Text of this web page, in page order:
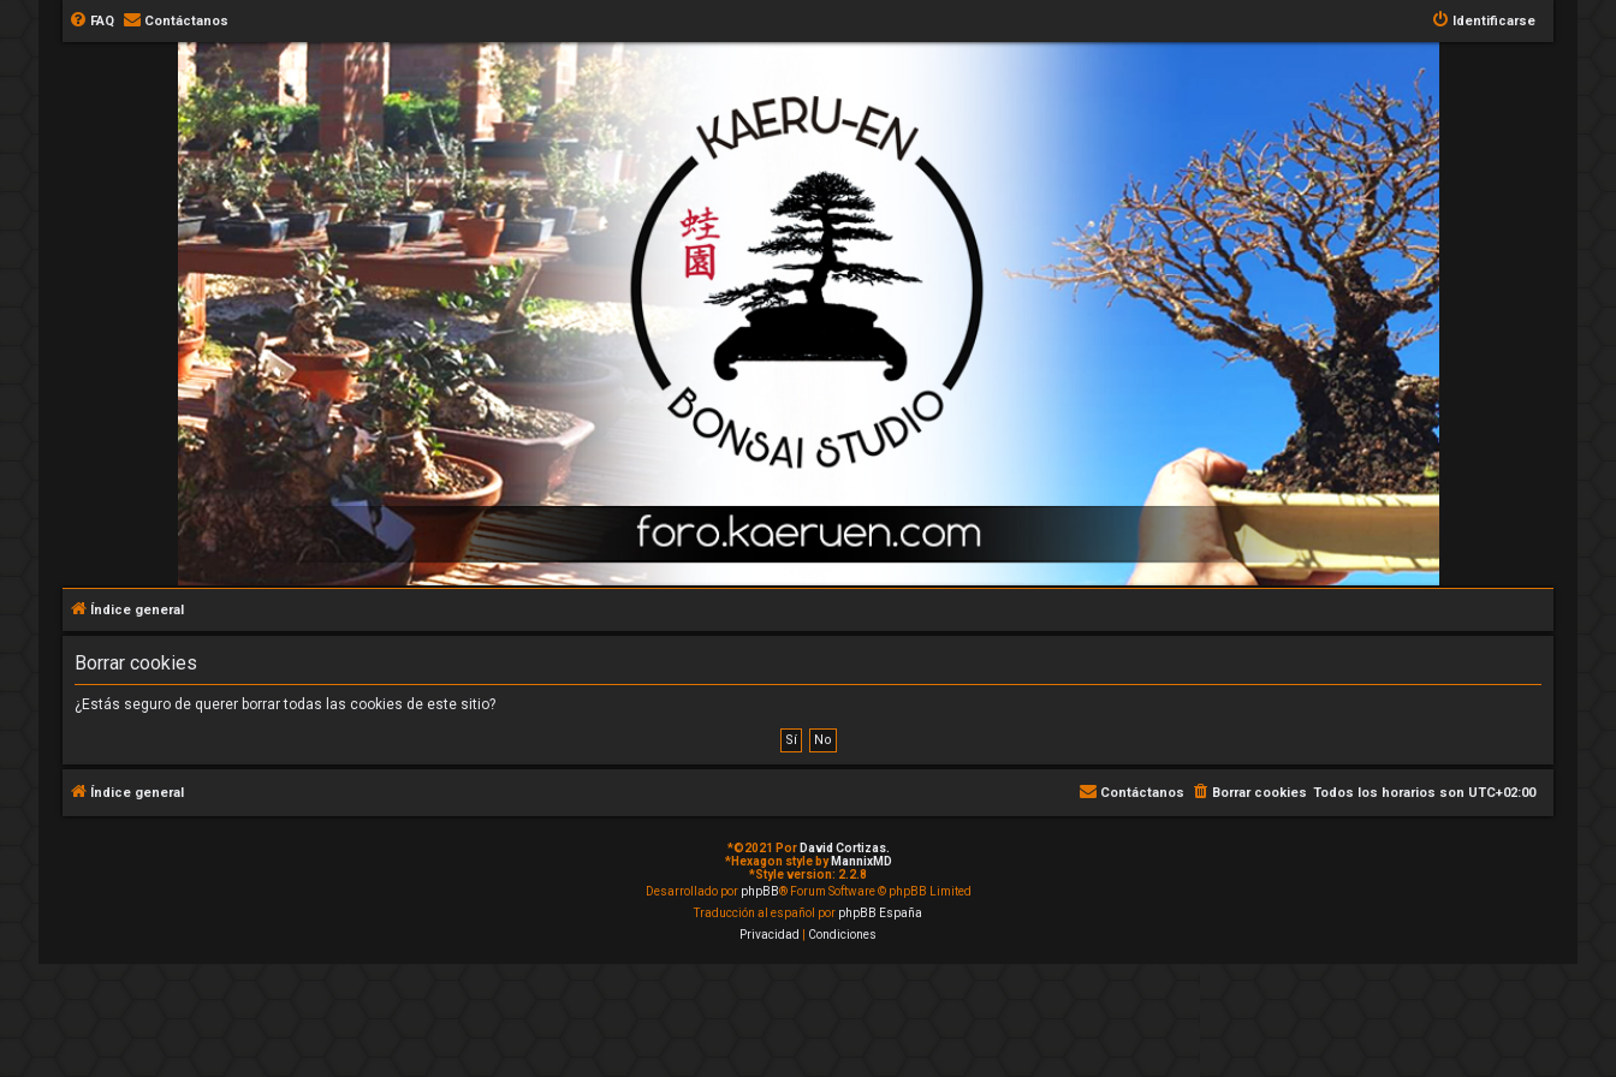
FAQ Contáctanos Identificarse
Índice general
Borrar cookies
¿Estás seguro de querer borrar todas las cookies de este sitio?
Índice general Todos los horarios son UTC+02:00
Borrar cookies
Contáctanos
*©2021 Por David Cortizas.
*Hexagon style by MannixMD
*Style version: 2.2.8
Desarrollado por phpBB® Forum Software © phpBB Limited
Traducción al español por phpBB España
Privacidad
Condiciones